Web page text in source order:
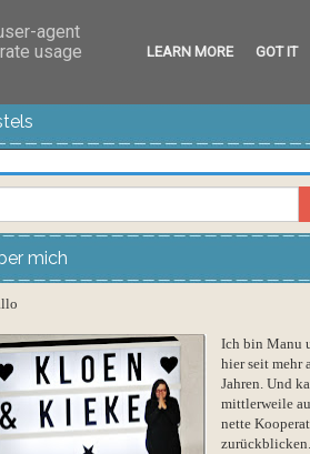
mich
Ich bin Manu
hier seit mehr
Jahren. Und
mittlerweile
nette
agent
usage
LEARN MORE GOT IT